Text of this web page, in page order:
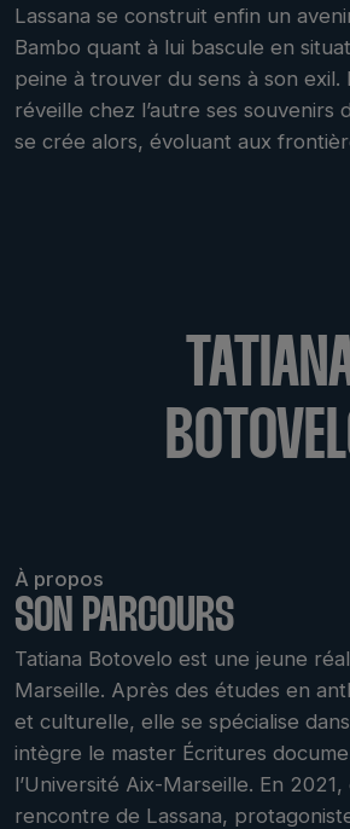
Lassana se construit enfin un
Bambo quant à lui bascule en
peine à trouver du sens à son exil.
réveille chez l’autre ses souvenirs
se crée alors, évoluant aux
À propos
SON PARCOURS
Tatiana Botovelo est une jeune
Marseille. Après des études en
et culturelle, elle se spécialise
intègre le master Écritures
l’Université Aix-Marseille. En
rencontre de Lassana,